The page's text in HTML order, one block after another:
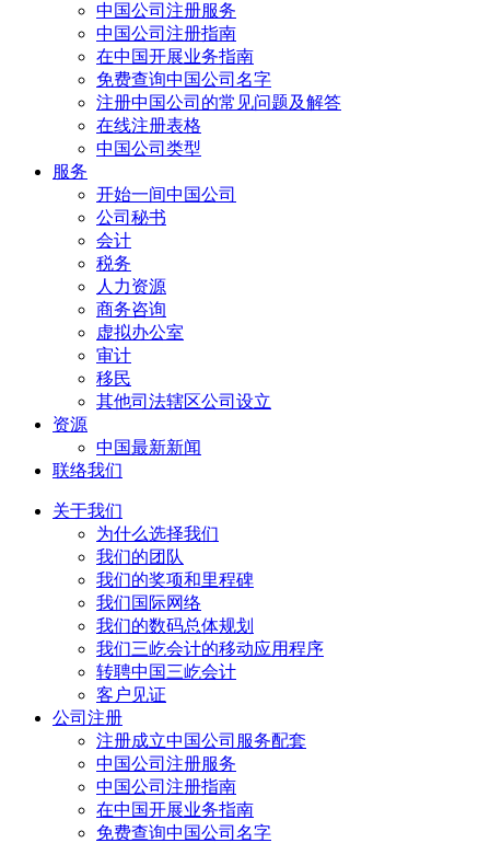
中国公司注册服务
中国公司注册指南
在中国开展业务指南
免费查询中国公司名字
注册中国公司的常见问题及解答
在线注册表格
中国公司类型
服务
开始一间中国公司
公司秘书
会计
税务
人力资源
商务咨询
虚拟办公室
审计
移民
其他司法辖区公司设立
资源
中国最新新闻
联络我们
关于我们
为什么选择我们
我们的团队
我们的奖项和里程碑
我们国际网络
我们的数码总体规划
我们三屹会计的移动应用程序
转聘中国三屹会计
客户见证
公司注册
注册成立中国公司服务配套
中国公司注册服务
中国公司注册指南
在中国开展业务指南
免费查询中国公司名字